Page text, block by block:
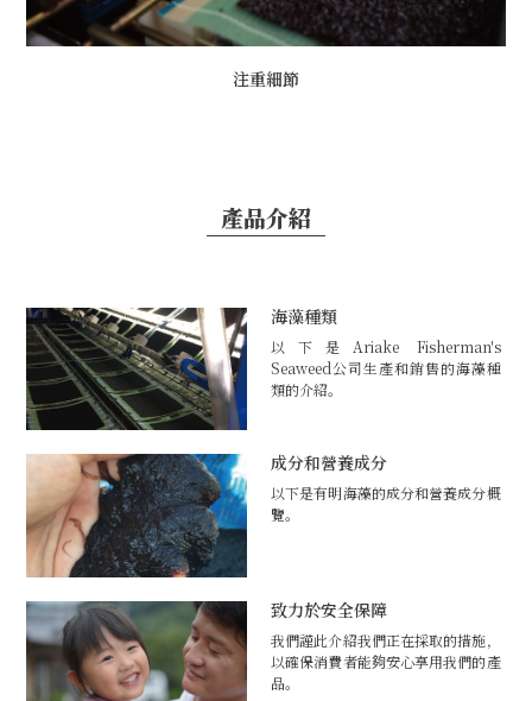
注重細節
產品介紹
海藻種類
以下是Ariake Fisherman's
Seaweed公司生產和銷售的海藻種
類的介紹。
成分和營養成分
以下是有明海藻的成分和營養成分概
覽。
致力於安全保障
我們謹此介紹我們正在採取的措施，
以確保消費者能夠安心享用我們的產
品。